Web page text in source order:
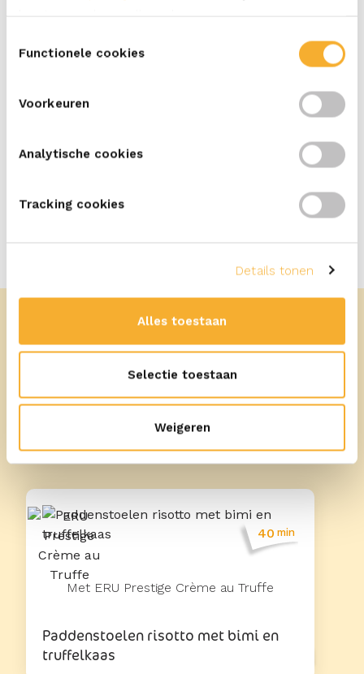
Functionele cookies
Voorkeuren
Analytische cookies
Tracking cookies
Details tonen
Alles toestaan
Selectie toestaan
Weigeren
DELEN
Meer recepten
40 min
Met ERU Prestige Crème au Truffe
Paddenstoelen risotto met bimi en
truffelkaas